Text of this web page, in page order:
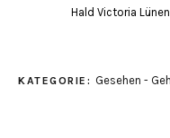
Hald Victoria
KATEGORIE: Gesehen -